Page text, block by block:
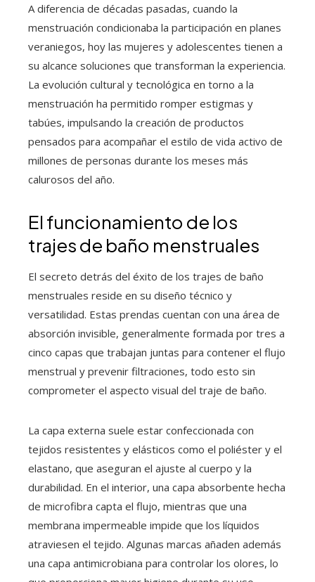
A diferencia de décadas pasadas, cuando la
menstruación condicionaba la participación en planes
veraniegos, hoy las mujeres y adolescentes tienen a
su alcance soluciones que transforman la experiencia.
La evolución cultural y tecnológica en torno a la
menstruación ha permitido romper estigmas y
tabúes, impulsando la creación de productos
pensados para acompañar el estilo de vida activo de
millones de personas durante los meses más
calurosos del año.
El funcionamiento de los
trajes de baño menstruales
El secreto detrás del éxito de los trajes de baño
menstruales reside en su diseño técnico y
versatilidad. Estas prendas cuentan con una área de
absorción invisible, generalmente formada por tres a
cinco capas que trabajan juntas para contener el flujo
menstrual y prevenir filtraciones, todo esto sin
comprometer el aspecto visual del traje de baño.
La capa externa suele estar confeccionada con
tejidos resistentes y elásticos como el poliéster y el
elastano, que aseguran el ajuste al cuerpo y la
durabilidad. En el interior, una capa absorbente hecha
de microfibra capta el flujo, mientras que una
membrana impermeable impide que los líquidos
atraviesen el tejido. Algunas marcas añaden además
una capa antimicrobiana para controlar los olores, lo